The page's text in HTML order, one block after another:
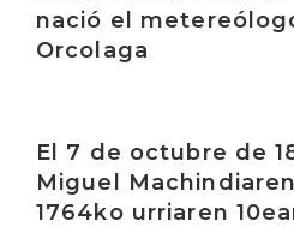
nació el
Orcolaga
El 7 de octubre de
Miguel
1764ko urriaren